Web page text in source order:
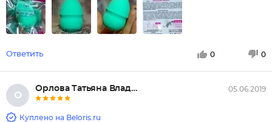
Ответить 0 0
О
Орлова Татьяна Владимировна 05.06.2019
Куплено на Beloris.ru